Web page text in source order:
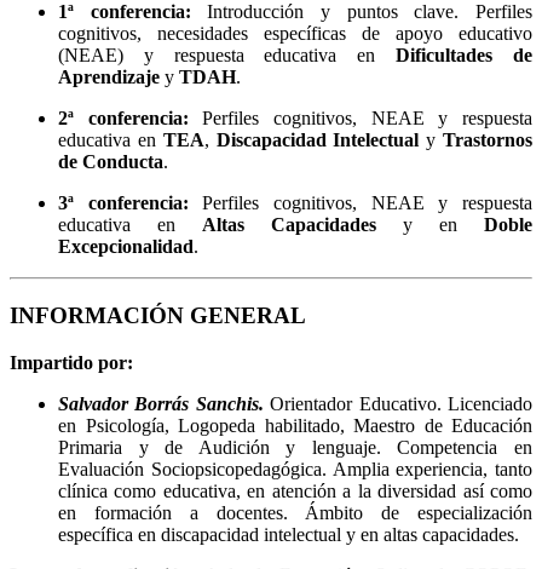
1ª conferencia: Introducción y puntos clave. Perfiles
cognitivos, necesidades específicas de apoyo educativo
(NEAE) y respuesta educativa enDificultades de
Aprendizaje y TDAH.
2ª conferencia: Perfiles cognitivos, NEAE y respuesta
educativa en TEA, Discapacidad Intelectual yTrastornos
de Conducta.
3ª conferencia: Perfiles cognitivos, NEAE y respuesta
educativa en Altas Capacidades y en Doble
Excepcionalidad.
INFORMACIÓN GENERAL
Impartido por:
Salvador Borrás Sanchis. Orientador Educativo. Licenciado
en Psicología, Logopeda habilitado, Maestro de Educación
Primaria y de Audición y lenguaje. Competencia en
Evaluación Sociopsicopedagógica. Amplia experiencia, tanto
clínica como educativa, en atención a la diversidad así como
en formación a docentes. Ámbito de especialización
específica en discapacidad intelectual y en altas capacidades.